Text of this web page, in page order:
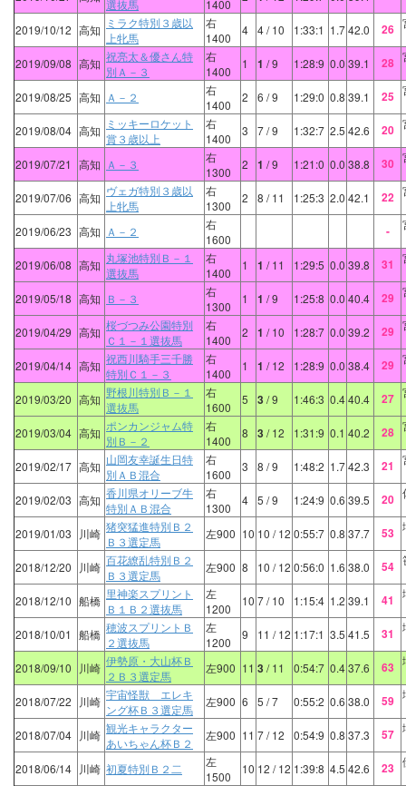
選抜馬 1400
2019/10/12 高知 ミラク特別３歳以
上牝馬
右
1400
4 4/ 10 1:33:1 1.742.0 26
2019/09/08 高知 祝亮太＆優さん特
別Ａ－３
右
1400
1 1 / 9 1:28:9 0.0 39.1 28
2019/08/25 高知 Ａ－２
右
1400
2 6 / 9 1:29:0 0.8 39.1 25
2019/08/04 高知 ミッキーロケット
賞３歳以上
右
1400
3 7/ 9 1:32:7 2.5 42.6 20
2019/07/21 高知 Ａ－３
右
1300
2 1 / 9 1:21:0 0.0 38.8 30
2019/07/06 高知 ヴェガ特別３歳以
上牝馬
右
1300
2 8 / 11 1:25:3 2.0 42.1 22
2019/06/23 高知 Ａ－２
右
1600
-
2019/06/08 高知 丸塚池特別Ｂ－１
選抜馬
右
1400
1 1 / 11 1:29:5 0.0 39.8 31
2019/05/18 高知 Ｂ－３
右
1300
1 1 / 9 1:25:8 0.0 40.4 29
2019/04/29 高知 桜づつみ公園特別
Ｃ１－１選抜馬
右
1400
2 1 / 10 1:28:7 0.0 39.2 29
2019/04/14 高知 祝西川騎手三千勝
特別Ｃ１－３
右
1400
1 1 / 12 1:28:9 0.0 38.4 29
2019/03/20 高知 野根川特別Ｂ－１
選抜馬
右
1600
5 3/ 9 1:46:3 0.440.4 27
2019/03/04 高知 ポンカンジャム特
別Ｂ－２
右
1400
8 3/ 12 1:31:9 0.1 40.2 28
2019/02/17 高知 山岡友幸誕生日特
別ＡＢ混合
右
1600
3 8 / 9 1:48:2 1.742.3 21
2019/02/03 高知 香川県オリーブ牛
特別ＡＢ混合
右
1300
4 5 / 9 1:24:9 0.6 39.5 20
2019/01/03
川崎 猪突猛進特別Ｂ２
Ｂ３選定馬
左900 10 10 / 12 0:55:7 0.8 37.7 53
2018/12/20
川崎 百花繚乱特別Ｂ２
Ｂ３選定馬
左900 8 10 / 12 0:56:0 1.6 38.0 54
2018/12/10 船橋 里神楽スプリント
Ｂ１Ｂ２選抜馬
左
1200
10 7/ 10 1:15:4 1.2 39.1 41
2018/10/01 船橋 穂波スプリントＢ
２選抜馬
左
1200
9 11 / 12 1:17:1 3.5 41.5 31
2018/09/10
川崎 伊勢原・大山杯Ｂ
２Ｂ３選定馬
左900 11 3/ 11 0:54:7 0.437.6 63
2018/07/22
川崎 宇宙怪獣 エレキ
ング杯Ｂ３選定馬
左900 6 5 / 7 0:55:2 0.6 38.0 59
2018/07/04 川崎 観光キャラクター
あいちゃん杯Ｂ２
左900 11 7/ 12 0:54:9 0.8 37.3 57
2018/06/14 川崎 初夏特別Ｂ２二
左
1500
10 12 / 12 1:39:8 4.5 42.6 23